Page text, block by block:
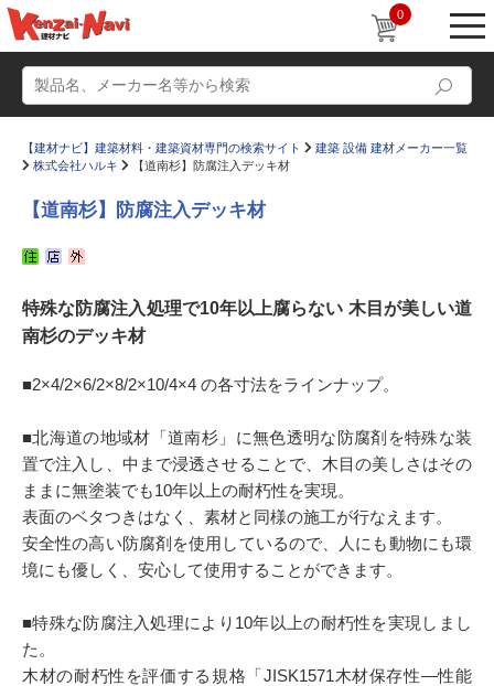
0
かたなび コラム
Q＆A 販売・施工代理店募集
お気に入り
【建材ナビ】建築材料・建築資材専門の検索サイト
建築 設備 建材メーカー一覧
株式会社ハルキ
【道南杉】防腐注入デッキ材
【道南杉】防腐注入デッキ材
特殊な防腐注入処理で10年以上腐らない 木目が美しい道
南杉のデッキ材
■2×4/2×6/2×8/2×10/4×4 の各寸法をラインナップ。
■北海道の地域材「道南杉」に無色透明な防腐剤を特殊な装
置で注入し、中まで浸透させることで、木目の美しさはその
ままに無塗装でも10年以上の耐朽性を実現。
表面のベタつきはなく、素材と同様の施工が行なえます。
安全性の高い防腐剤を使用しているので、人にも動物にも環
境にも優しく、安心して使用することができます。
■特殊な防腐注入処理により10年以上の耐朽性を実現しまし
た。
木材の耐朽性を評価する規格「JISK1571木材保存性—性能